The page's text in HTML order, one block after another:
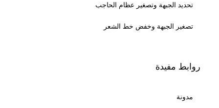
تحديد الجبهة وتصغير عظام الحاجب
تصغير الجبهة وخفض خط الشعر
روابط مفيدة
مدونة